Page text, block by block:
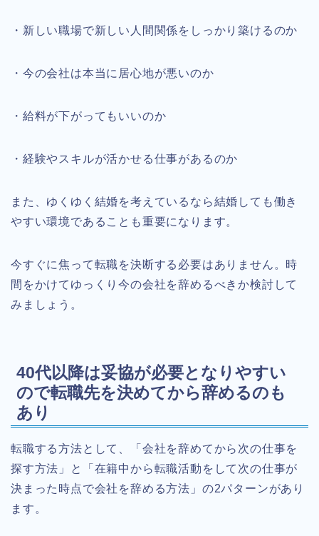
・新しい職場で新しい人間関係をしっかり築けるのか
・今の会社は本当に居心地が悪いのか
・給料が下がってもいいのか
・経験やスキルが活かせる仕事があるのか
また、ゆくゆく結婚を考えているなら結婚しても働き
やすい環境であることも重要になります。
今すぐに焦って転職を決断する必要はありません。時
間をかけてゆっくり今の会社を辞めるべきか検討して
みましょう。
40代以降は妥協が必要となりやすい
ので転職先を決めてから辞めるのも
あり
転職する方法として、「会社を辞めてから次の仕事を
探す方法」と「在籍中から転職活動をして次の仕事が
決まった時点で会社を辞める方法」の2パターンがあり
ます。